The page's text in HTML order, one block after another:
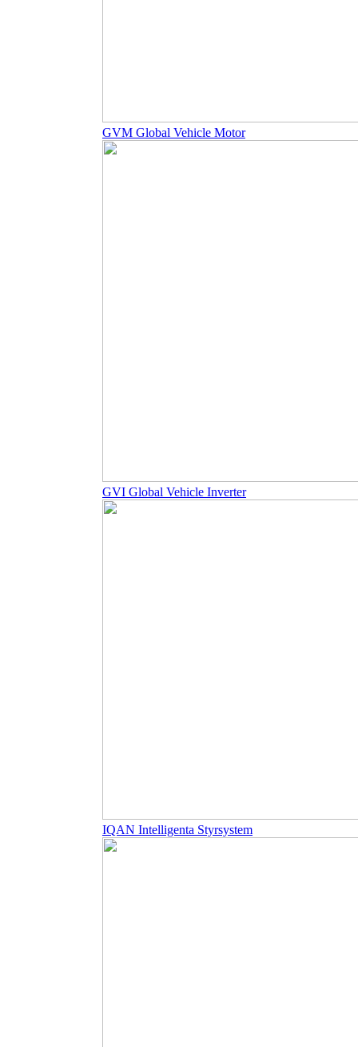
GVM Global Vehicle Motor
GVI Global Vehicle Inverter
IQAN Intelligenta Styrsystem